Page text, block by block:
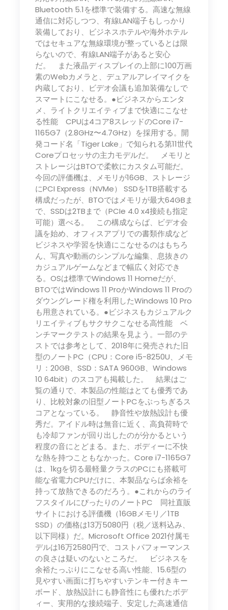
Bluetooth 5.1を標準で装備する。高速な無線
通信に対応しつつ、有線LAN端子もしっかり
装備しており、ビジネスホテルや海外ホテル
ではセキュアな無線環境が整っているとは限
らないので、有線LAN端子があると安心
だ。 また液晶ディスプレイの上部に100万画
素のWebカメラと、デュアルアレイマイクを
内蔵しており、ビデオ会議も追加装備なしで
スマートにこなせる。●ビジネスからエンタ
メ、ライトクリエイティブまで快適にこなせ
る性能 CPUは4コア8スレッドのCore i7-
1165G7（2.8GHz〜4.7GHz）を採用する。開
発コード名「Tiger Lake」で知られる第11世代
Coreプロセッサの主力モデルだ。 メモリと
ストレージはBTOで柔軟にカスタム可能だ。
今回の評価機は、メモリが16GB、ストレージ
にPCI Express（NVMe） SSDを1TB搭載する
構成だったが、BTOではメモリが最大64GBま
で、SSDは2TBまで（PCIe 4.0 x4接続も指定
可能）選べる。 この構成ならば、ビデオ会
議を始め、オフィスアプリでの書類作成など
ビジネスや学習を快適にこなせるのはもちろ
ん、写真や動画のシンプルな編集、息抜きの
カジュアルゲームなどまで幅広く対応でき
る。OSは標準でWindows 11 Homeだが、
BTOではWindows 11 ProかWindows 11 Proの
ダウングレード権を利用したWindows 10 Pro
も用意されている。●ビジネスもカジュアルク
リエイティブもサクサクこなせる高性能 ベ
ンチマークテストの結果を見よう。一部のテ
ストでは参考として、2018年に発売された旧
型のノートPC（CPU：Core i5-8250U、メモ
リ：20GB、SSD：SATA 960GB、Windows
10 64bit）のスコアも掲載した。 結果はご
覧の通りで、本製品の性能はとても優秀であ
り、比較対象の旧型ノートPCをぶっちぎるス
コアとなっている。 静音性や放熱設計も優
秀だ。アイドル時は無音に近く、高負荷時で
も冷却ファンが回り出したのが分かるという
程度の音にとどまる。また、ボディーに不快
な熱を持つこともなかった。Core i7-1165G7
は、1kgを切る最軽量クラスのPCにも搭載可
能な省電力CPUだけに、本製品ならば余裕を
持って放熱できるのだろう。●これからのライ
フスタイルにぴったりのノートPC 同社直販
サイトにおける評価機（16GBメモリ／1TB
SSD）の価格は13万5080円（税／送料込み、
以下同様）だ。Microsoft Office 2021付属モ
デルは16万2580円で、コストパフォーマンス
の良さは疑いのないところだ。 ビジネスを
余裕たっぷりにこなせる高い性能、15.6型の
見やすい画面に打ちやすいテンキー付きキー
ボード、放熱設計にも静音性にも優れたボデ
ィー、実用的な接続端子、安定した高速通信